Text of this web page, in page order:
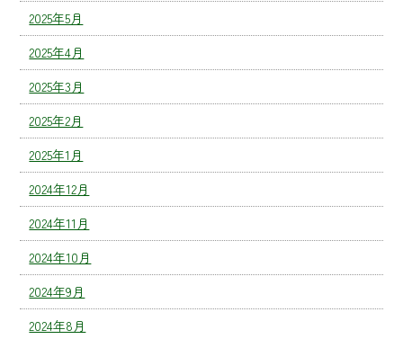
2025年5月
2025年4月
2025年3月
2025年2月
2025年1月
2024年12月
2024年11月
2024年10月
2024年9月
2024年8月